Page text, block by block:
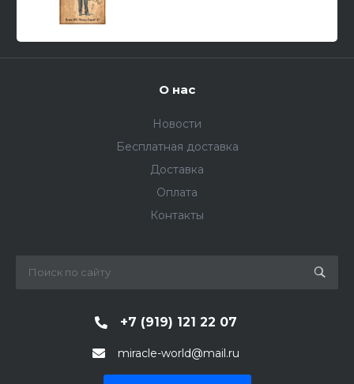
О нас
Новости
Бесплатная доставка
Доставка
Оплата
Контакты
+7 (919) 121 22 07
miracle-world@mail.ru